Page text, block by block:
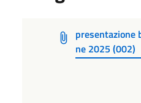
presentazione
ne 2025 (002)